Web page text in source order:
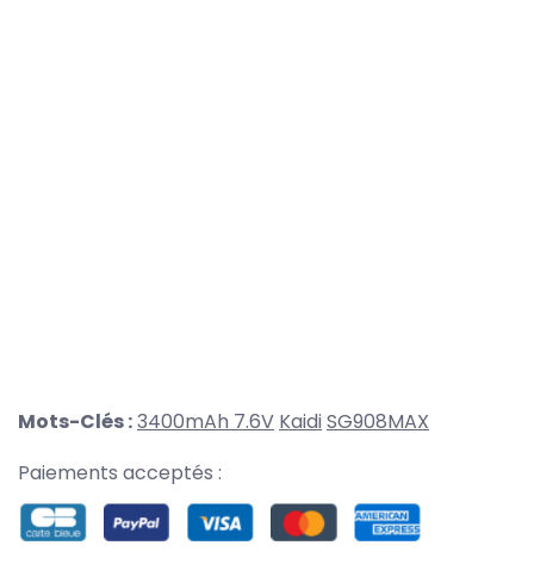
Mots-Clés :3400mAh 7.6V KaidiSG908MAX
Paiements acceptés :